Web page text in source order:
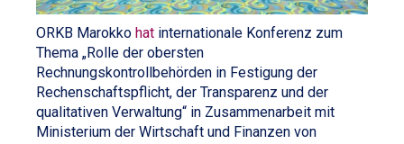
ORKB Marokko hat internationale Konferenz zum
Thema „Rolle der obersten
Rechnungskontrollbehörden in Festigung der
Rechenschaftspflicht, der Transparenz und der
qualitativen Verwaltung“ in Zusammenarbeit mit
Ministerium der Wirtschaft und Finanzen von